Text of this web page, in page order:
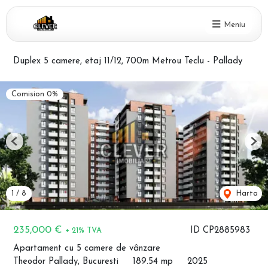
Meniu
Duplex 5 camere, etaj 11/12, 700m Metrou Teclu - Pallady
ID CP2885983
235,000 € + 21% TVA
Apartament cu 5 camere de vânzare
Theodor Pallady, Bucuresti
189.54 mp 2025
Comision 0%
1 / 8 Harta
Previous